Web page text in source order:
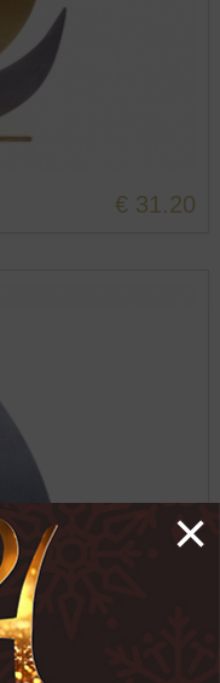
€ 31.20
×